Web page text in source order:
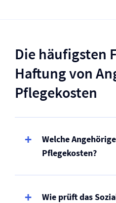
Die häufigsten
Haftung von
Pflegekosten
Welche
Pflegekosten?
Wie prüft das